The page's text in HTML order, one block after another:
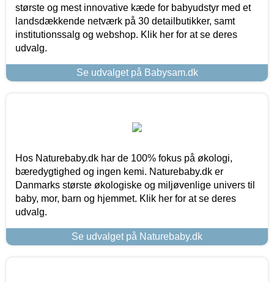
største og mest innovative kæde for babyudstyr med et
landsdækkende netværk på 30 detailbutikker, samt
institutionssalg og webshop. Klik her for at se deres
udvalg.
Se udvalget på Babysam.dk
Hos Naturebaby.dk har de 100% fokus på økologi,
bæredygtighed og ingen kemi. Naturebaby.dk er
Danmarks største økologiske og miljøvenlige univers til
baby, mor, barn og hjemmet. Klik her for at se deres
udvalg.
Se udvalget på Naturebaby.dk